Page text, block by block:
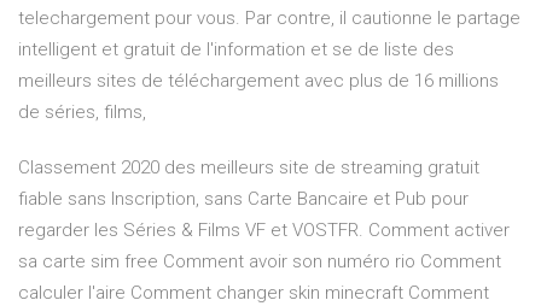
telechargement pour vous. Par contre, il cautionne le partage
intelligent et gratuit de l'information et se de liste des
meilleurs sites de téléchargement avec plus de 16 millions
de séries, films,
Classement 2020 des meilleurs site de streaming gratuit
fiable sans Inscription, sans Carte Bancaire et Pub pour
regarder les Séries & Films VF et VOSTFR. Comment activer
sa carte sim free Comment avoir son numéro rio Comment
calculer l'aire Comment changer skin minecraft Comment